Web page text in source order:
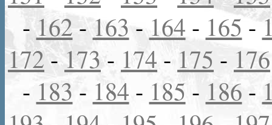
-162-163 - 164 - 165-
172-173- 174 - 175 - 176
- 183 - 184 - 185 - 186 -